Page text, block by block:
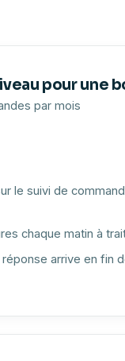
pour une
par mois
le suivi de
chaque matin à
arrive en fin